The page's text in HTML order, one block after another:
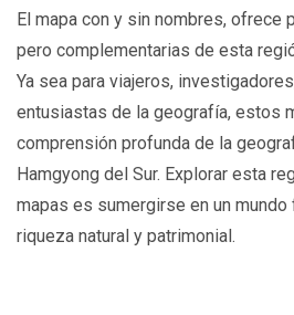
El mapa con y sin nombres,
pero complementarias de esta
Ya sea para viajeros,
entusiastas de la geografía, estos
comprensión profunda de la
Hamgyong del Sur. Explorar esta
mapas es sumergirse en un
riqueza natural y patrimonial.